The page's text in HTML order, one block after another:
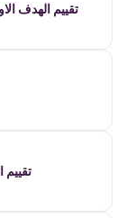
تقييم الهدف